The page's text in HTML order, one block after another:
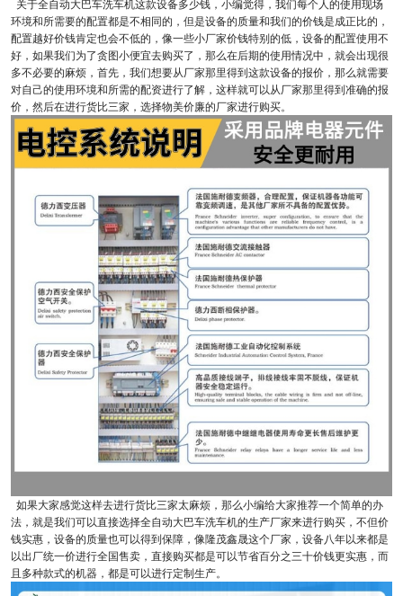
环境和所需要的配置都是不相同的，但是设备的质量和我们的价钱是成正比的，
配置越好价钱肯定也会不低的，像一些小厂家价钱特别的低，设备的配置使用不
好，如果我们为了贪图小便宜去购买了，那么在后期的使用情况中，就会出现很
多不必要的麻烦，首先，我们想要从厂家那里得到这款设备的报价，那么就需要
对自己的使用环境和所需的配资进行了解，这样就可以从厂家那里得到准确的报
价，然后在进行货比三家，选择物美价廉的厂家进行购买。
如果大家感觉这样去进行货比三家太麻烦，那么小编给大家推荐一个简单的办
法，就是我们可以直接选择全自动大巴车洗车机的生产厂家来进行购买，不但价
钱实惠，设备的质量也可以得到保障，像隆茂鑫晟这个厂家，设备八年以来都是
以出厂统一价进行全国售卖，直接购买都是可以节省百分之三十价钱更实惠，而
且多种款式的机器，都是可以进行定制生产。